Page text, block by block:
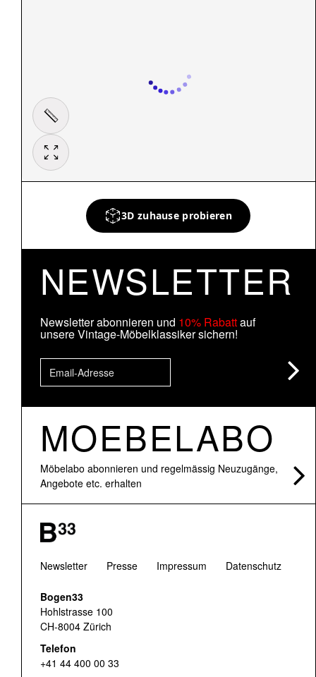
3D zuhause probieren
NEWSLETTER
Newsletter abonnieren und 10% Rabattauf
unsere Vintage-Möbelklassiker sichern!
MOEBELABO
Möbelabo abonnieren und regelmässig Neuzugänge,
Angebote etc. erhalten
Newsletter Presse Impressum Datenschutz
Bogen33
Hohlstrasse 100
CH-8004 Zürich
Telefon
+41 44 400 00 33